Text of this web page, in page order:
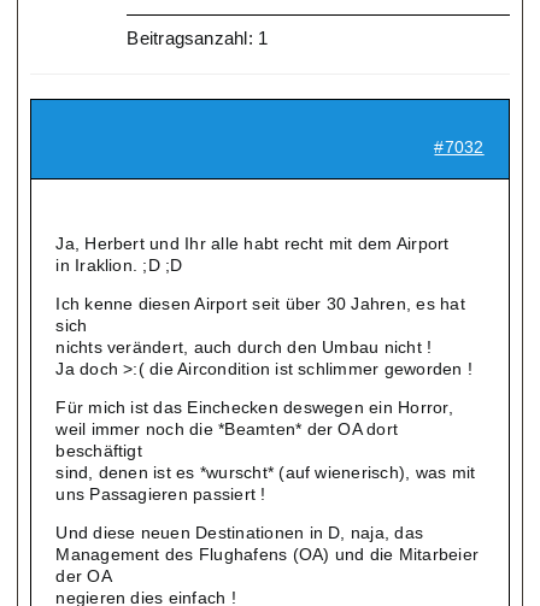
Beitragsanzahl: 1
#7032
Ja, Herbert und Ihr alle habt recht mit dem Airport
in Iraklion. ;D ;D
Ich kenne diesen Airport seit über 30 Jahren, es hat
sich
nichts verändert, auch durch den Umbau nicht !
Ja doch >:( die Aircondition ist schlimmer geworden !
Für mich ist das Einchecken deswegen ein Horror,
weil immer noch die *Beamten* der OA dort
beschäftigt
sind, denen ist es *wurscht* (auf wienerisch), was mit
uns Passagieren passiert !
Und diese neuen Destinationen in D, naja, das
Management des Flughafens (OA) und die Mitarbeier
der OA
negieren dies einfach !